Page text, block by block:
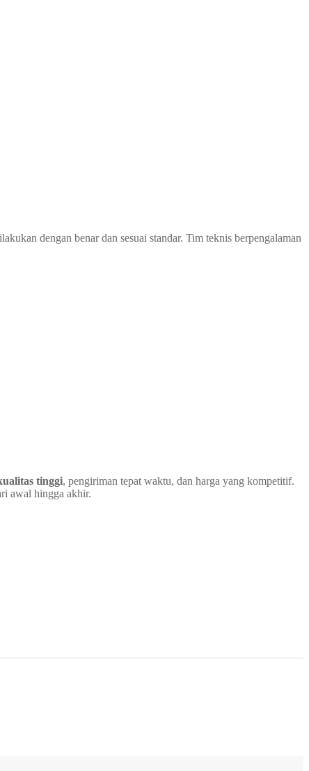
dengan benar dan sesuai standar. Tim teknis berpengalaman
tinggi, pengiriman tepat waktu, dan harga yang kompetitif.
awal hingga akhir.